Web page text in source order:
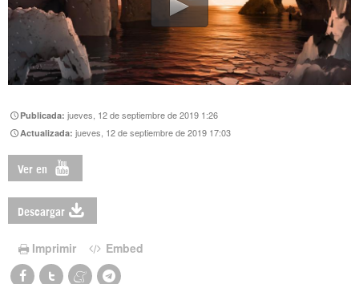
Publicada:jueves, 12 de septiembre de 2019 1:26
Actualizada:jueves, 12 de septiembre de 2019 17:03
Ver en
Descargar
Imprimir Embed